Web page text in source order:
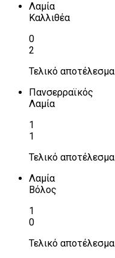
Λαμία
Καλλιθέα
0
2
Τελικό αποτέλεσμα
Πανσερραϊκός
Λαμία
1
1
Τελικό αποτέλεσμα
Λαμία
Βόλος
1
0
Τελικό αποτέλεσμα